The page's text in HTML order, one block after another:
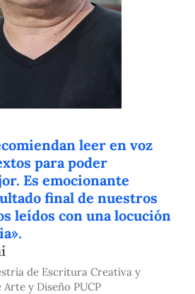
leer en voz
para poder
Es emocionante
final de nuestros
leídos con una locución
de Escritura Creativa y
y Diseño PUCP